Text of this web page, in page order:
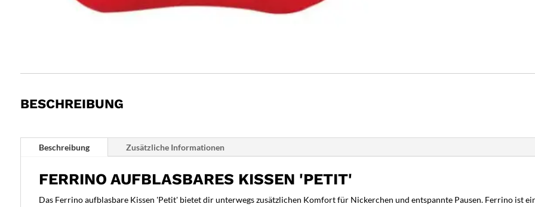
BESCHREIBUNG
Beschreibung Zusätzliche Informationen
FERRINO AUFBLASBARES KISSEN 'PETIT'
Das Ferrino aufblasbare Kissen 'Petit' bietet dir unterwegs zusätzlichen Komfort für Nickerchen und entspannte Pausen. Ferrino ist